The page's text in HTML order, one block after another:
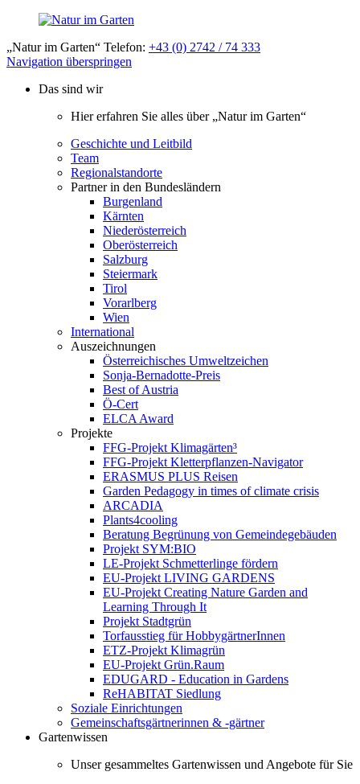
„Natur im Garten“ Telefon: +43 (0) 2742 / 74 333
Navigation überspringen
Das sind wir
Hier erfahren Sie alles über „Natur im Garten“
Geschichte und Leitbild
Team
Regionalstandorte
Partner in den Bundesländern
Burgenland
Kärnten
Niederösterreich
Oberösterreich
Salzburg
Steiermark
Tirol
Vorarlberg
Wien
International
Auszeichnungen
Österreichisches Umweltzeichen
Sonja-Bernadotte-Preis
Best of Austria
Ö-Cert
ELCA Award
Projekte
FFG-Projekt Klimagärten³
FFG-Projekt Kletterpflanzen-Navigator
ERASMUS PLUS Reisen
Garden Pedagogy in times of climate crisis
ARCADIA
Plants4cooling
Beratung Begrünung von Gemeindegebäuden
Projekt SYM:BIO
LE-Projekt Schmetterlinge fördern
EU-Projekt LIVING GARDENS
EU-Projekt Creating Nature Garden and
Learning Through It
Projekt Stadtgrün
Torfausstieg für HobbygärtnerInnen
ETZ-Projekt Klimagrün
EU-Projekt Grün.Raum
EDUGARD - Education in Gardens
ReHABITAT Siedlung
Soziale Einrichtungen
Gemeinschaftsgärtnerinnen & -gärtner
Gartenwissen
Unser gesammeltes Gartenwissen und Angebote für Sie